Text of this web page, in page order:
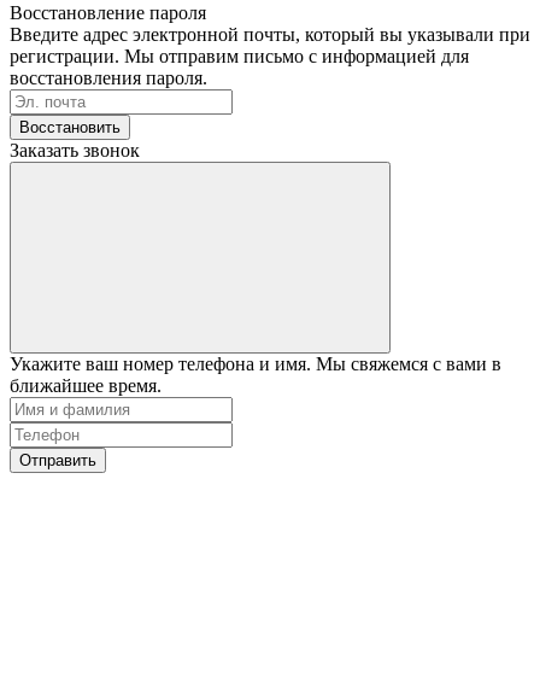
Восстановление пароля
Введите адрес электронной почты, который вы указывали при
регистрации. Мы отправим письмо с информацией для
восстановления пароля.
Восстановить
Заказать звонок
Укажите ваш номер телефона и имя. Мы свяжемся с вами в
ближайшее время.
Отправить